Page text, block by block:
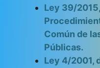
Ley 39/
Común de
Públicas.
Ley 4/2001,